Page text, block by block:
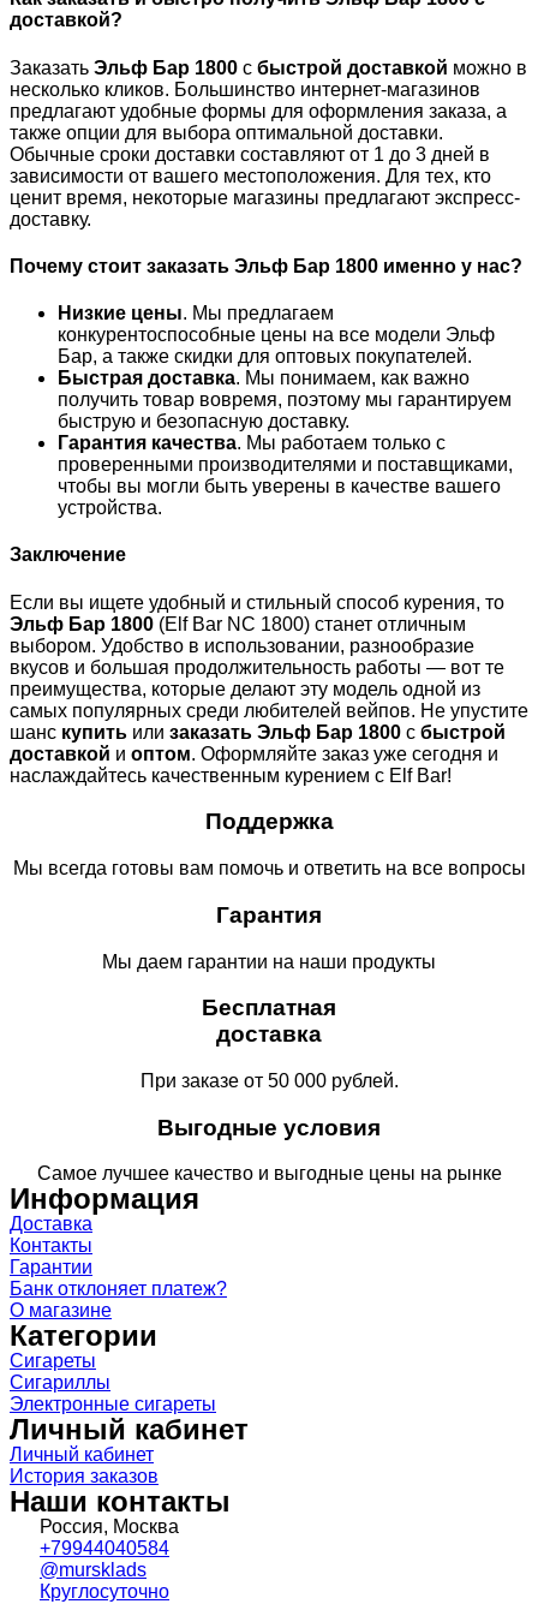
доставкой?
Заказать Эльф Бар 1800 с быстрой доставкой можно в
несколько кликов. Большинство интернет-магазинов
предлагают удобные формы для оформления заказа, а
также опции для выбора оптимальной доставки.
Обычные сроки доставки составляют от 1 до 3 дней в
зависимости от вашего местоположения. Для тех, кто
ценит время, некоторые магазины предлагают экспресс-
доставку.
Почему стоит заказать Эльф Бар 1800 именно у нас?
Низкие цены. Мы предлагаем
конкурентоспособные цены на все модели Эльф
Бар, а также скидки для оптовых покупателей.
Быстрая доставка. Мы понимаем, как важно
получить товар вовремя, поэтому мы гарантируем
быструю и безопасную доставку.
Гарантия качества. Мы работаем только с
проверенными производителями и поставщиками,
чтобы вы могли быть уверены в качестве вашего
устройства.
Заключение
Если вы ищете удобный и стильный способ курения, то
Эльф Бар 1800 (Elf Bar NC 1800) станет отличным
выбором. Удобство в использовании, разнообразие
вкусов и большая продолжительность работы — вот те
преимущества, которые делают эту модель одной из
самых популярных среди любителей вейпов. Не упустите
шанс купить или заказать Эльф Бар 1800 с быстрой
доставкой и оптом. Оформляйте заказ уже сегодня и
наслаждайтесь качественным курением с Elf Bar!
Поддержка
Мы всегда готовы вам помочь и ответить на все вопросы
Гарантия
Мы даем гарантии на наши продукты
Бесплатная
доставка
При заказе от 50 000 рублей.
Выгодные условия
Самое лучшее качество и выгодные цены на рынке
Информация
Доставка
Контакты
Гарантии
Банк отклоняет платеж?
О магазине
Категории
Сигареты
Сигариллы
Электронные сигареты
Личный кабинет
Личный кабинет
История заказов
Наши контакты
Россия, Москва
+79944040584
@mursklads
Круглосуточно